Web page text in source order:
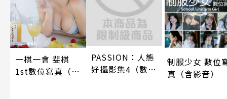
一棋一會 斐棋
1st數位寫真（含
PASSION：人態
好攝影集4（數位
制服少女 數位
真（含影音）